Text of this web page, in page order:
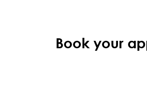
Book your